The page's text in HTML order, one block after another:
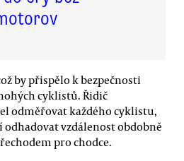
by přispělo k bezpečnosti
cyklistů. Řidič
odměřovat každého cyklistu,
odhadovat vzdálenost obdobně
pro chodce.